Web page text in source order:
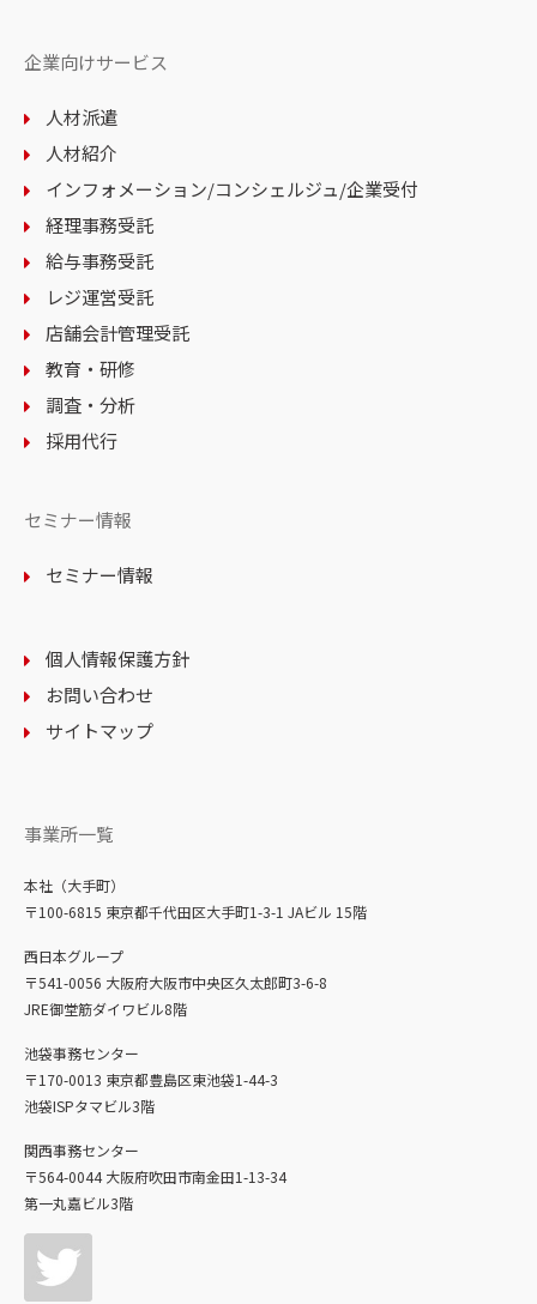
企業向けサービス
人材派遣
人材紹介
インフォメーション/コンシェルジュ/企業受付
経理事務受託
給与事務受託
レジ運営受託
店舗会計管理受託
教育・研修
調査・分析
採用代行
セミナー情報
セミナー情報
個人情報保護方針
お問い合わせ
サイトマップ
事業所一覧
本社（大手町）
〒100-6815 東京都千代田区大手町1-3-1 JAビル 15階
西日本グループ
〒541-0056 大阪府大阪市中央区久太郎町3-6-8
JRE御堂筋ダイワビル8階
池袋事務センター
〒170-0013 東京都豊島区東池袋1-44-3
池袋ISPタマビル3階
関西事務センター
〒564-0044 大阪府吹田市南金田1-13-34
第一丸嘉ビル3階